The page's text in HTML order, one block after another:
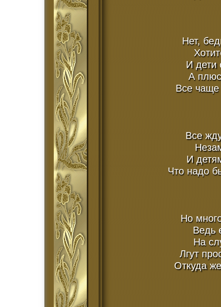
Нет,
И дети
А
Все чаще
Все
И
Что надо
Но
Ведь
На
Лгут
Откуда